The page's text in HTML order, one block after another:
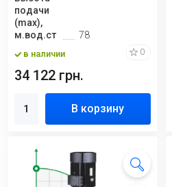
подачи
(max),
м.вод.ст
78
в наличии 0
34 122 грн.
В корзину